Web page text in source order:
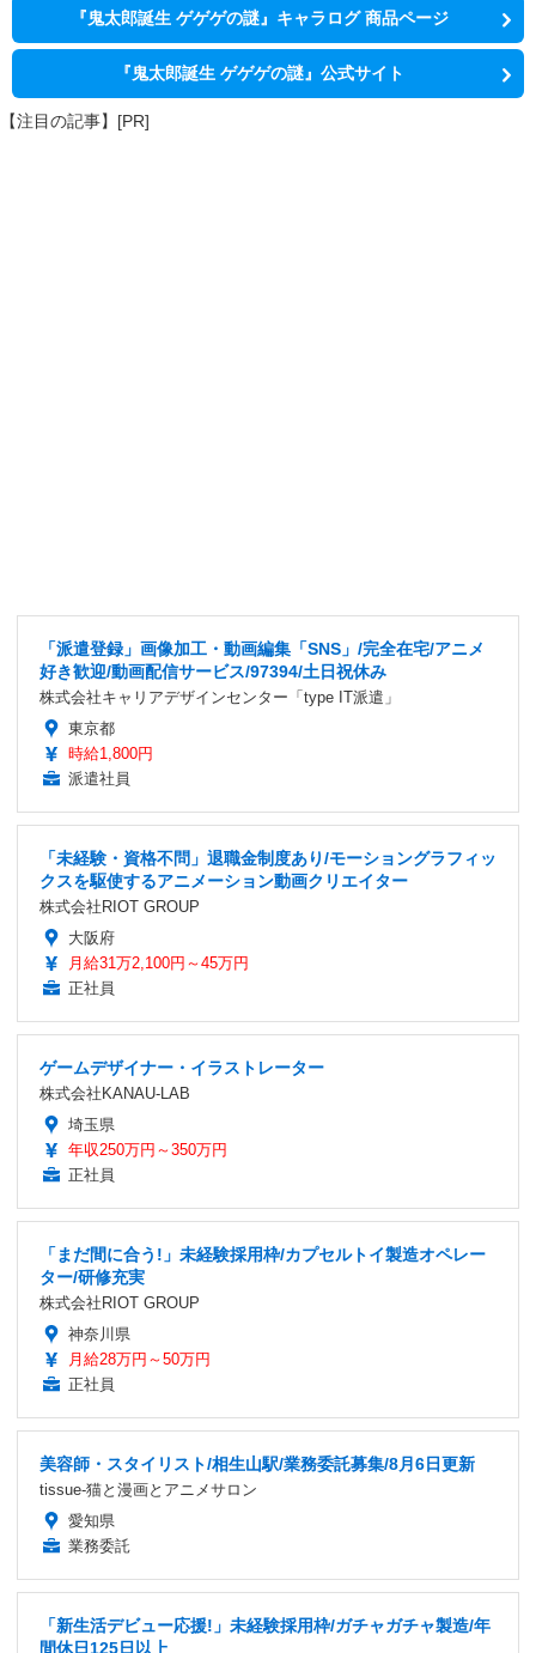
『鬼太郎誕生 ゲゲゲの謎』キャラログ 商品ページ
『鬼太郎誕生 ゲゲゲの謎』公式サイト
【注目の記事】[PR]
「派遣登録」画像加工・動画編集「SNS」/完全在宅/アニメ
好き歓迎/動画配信サービス/97394/土日祝休み
株式会社キャリアデザインセンター「type IT派遣」
東京都
時給1,800円
派遣社員
「未経験・資格不問」退職金制度あり/モーショングラフィッ
クスを駆使するアニメーション動画クリエイター
株式会社RIOT GROUP
大阪府
月給31万2,100円～45万円
正社員
ゲームデザイナー・イラストレーター
株式会社KANAU-LAB
埼玉県
年収250万円～350万円
正社員
「まだ間に合う!」未経験採用枠/カプセルトイ製造オペレー
ター/研修充実
株式会社RIOT GROUP
神奈川県
月給28万円～50万円
正社員
美容師・スタイリスト/相生山駅/業務委託募集/8月6日更新
tissue-猫と漫画とアニメサロン
愛知県
業務委託
「新生活デビュー応援!」未経験採用枠/ガチャガチャ製造/年
間休日125日以上